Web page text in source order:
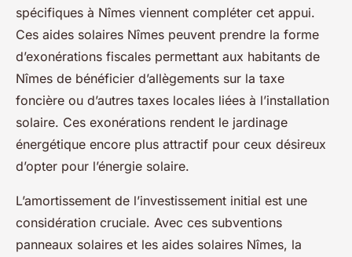
spécifiques à Nîmes viennent compléter cet appui.
Ces aides solaires Nîmes peuvent prendre la forme
d’exonérations fiscales permettant aux habitants de
Nîmes de bénéficier d’allègements sur la taxe
foncière ou d’autres taxes locales liées à l’installation
solaire. Ces exonérations rendent le jardinage
énergétique encore plus attractif pour ceux désireux
d’opter pour l’énergie solaire.
L’amortissement de l’investissement initial est une
considération cruciale. Avec ces subventions
panneaux solaires et les aides solaires Nîmes, la